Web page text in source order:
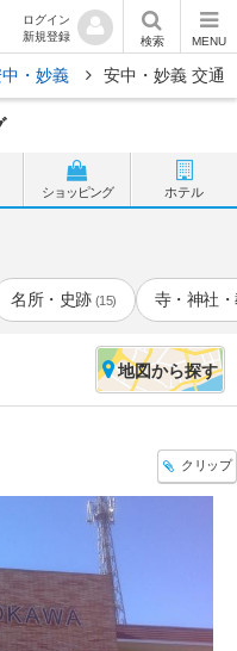
ログイン
新規登録
検索 MENU
・妙義 安中・妙義 交通
ショッピング ホテル
名所・史跡 (15) 寺・神社
地図から探す
クリップ